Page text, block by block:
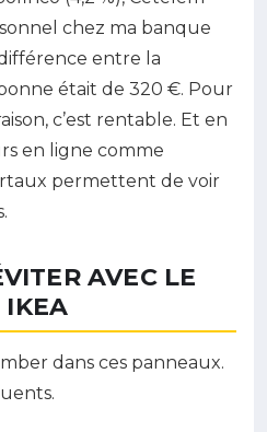
chez ma banque
différence entre la
était de 320 €. Pour
c’est rentable. Et en
en ligne comme
permettent de voir
AVEC LE
IKEA
dans ces panneaux.